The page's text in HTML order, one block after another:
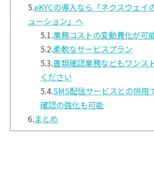
5.eKYCの導入なら「ネクスウェイ
ューション」へ
5.1.業務コストの変動費化が可
5.2.柔軟なサービスプラン
5.3.書類確認業務などもワンス
ください
5.4.SMS配信サービスとの併用
確認の強化も可能
6.まとめ